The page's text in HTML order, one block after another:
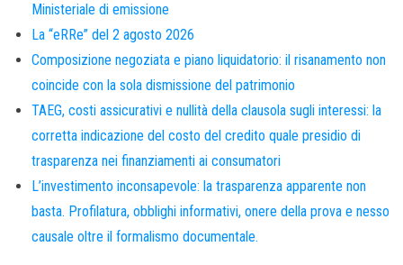
Ministeriale di emissione
La “eRRe” del 2 agosto 2026
Composizione negoziata e piano liquidatorio: il risanamento non
coincide con la sola dismissione del patrimonio
TAEG, costi assicurativi e nullità della clausola sugli interessi: la
corretta indicazione del costo del credito quale presidio di
trasparenza nei finanziamenti ai consumatori
L’investimento inconsapevole: la trasparenza apparente non
basta. Profilatura, obblighi informativi, onere della prova e nesso
causale oltre il formalismo documentale.